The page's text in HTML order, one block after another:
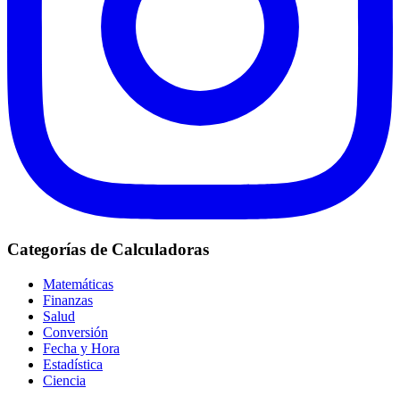
Categorías de Calculadoras
Matemáticas
Finanzas
Salud
Conversión
Fecha y Hora
Estadística
Ciencia